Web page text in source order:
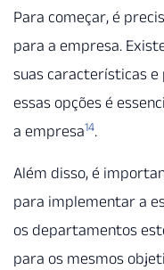
Para começar, é
para a empresa.
suas características e
essas opções é
a empresa14.
Além disso, é
para implementar a
os departamentos
para os mesmos